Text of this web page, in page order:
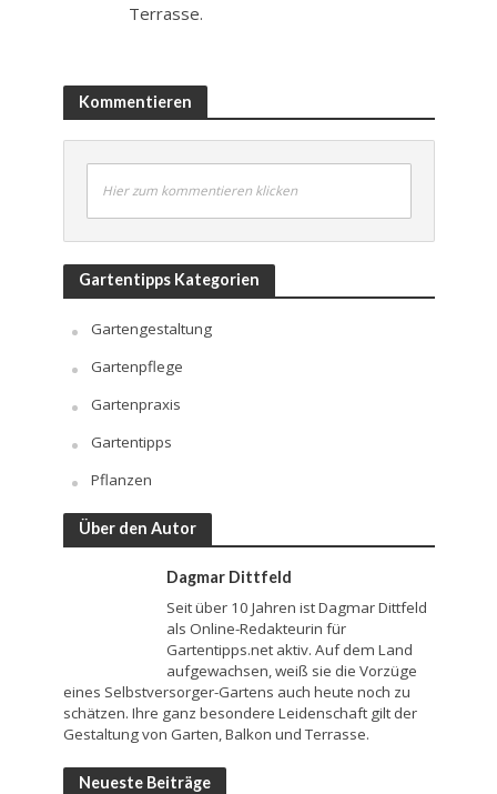
Terrasse.
Kommentieren
Hier zum kommentieren klicken
Gartentipps Kategorien
Gartengestaltung
Gartenpflege
Gartenpraxis
Gartentipps
Pflanzen
Über den Autor
Dagmar Dittfeld
Seit über 10 Jahren ist Dagmar Dittfeld
als Online-Redakteurin für
Gartentipps.net aktiv. Auf dem Land
aufgewachsen, weiß sie die Vorzüge
eines Selbstversorger-Gartens auch heute noch zu
schätzen. Ihre ganz besondere Leidenschaft gilt der
Gestaltung von Garten, Balkon und Terrasse.
Neueste Beiträge